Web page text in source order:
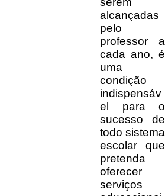
alcançadas
pelo
professor a
cada ano, é
uma
condição
indispensáv
el para o
sucesso de
todo sistema
escolar que
pretenda
oferecer
serviços